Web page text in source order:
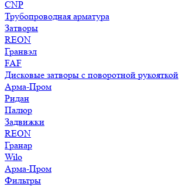
CNP
Трубопроводная арматура
Затворы
REON
Гранвэл
FAF
Дисковые затворы с поворотной рукояткой
Арма-Пром
Ридан
Палюр
Задвижки
REON
Гранар
Wilo
Арма-Пром
Фильтры